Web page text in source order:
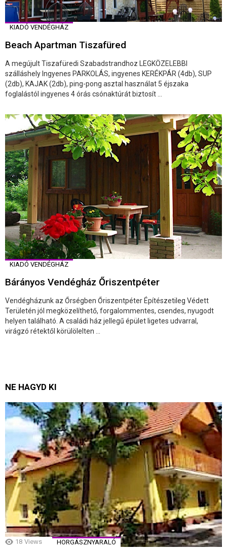
KIADÓ VENDÉGHÁZ
Beach Apartman Tiszafüred
A megújult Tiszafüredi Szabadstrandhoz LEGKÖZELEBBI
szálláshely Ingyenes PARKOLÁS, ingyenes KERÉKPÁR (4db), SUP
(2db), KAJAK (2db), ping-pong asztal használat 5 éjszaka
foglalástól ingyenes 4 órás csónaktúrát biztosít ...
KIADÓ VENDÉGHÁZ
Bárányos Vendégház Őriszentpéter
Vendégházunk az Őrségben Őriszentpéter Építészetileg Védett
Területén jól megközelíthető, forgalommentes, csendes, nyugodt
helyen található. A családi ház jellegű épület ligetes udvarral,
virágzó rétektől körülölelten ...
NE HAGYD KI
18 Views HORGÁSZNYARALÓ